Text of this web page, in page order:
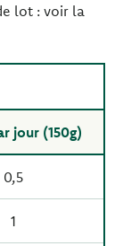
lot : voir la
jour (150g)
0,5
1